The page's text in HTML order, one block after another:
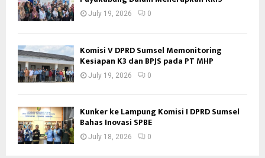
July 19, 2026 0
Komisi V DPRD Sumsel Memonitoring
Kesiapan K3 dan BPJS pada PT MHP
July 19, 2026 0
Kunker ke Lampung Komisi I DPRD Sumsel
Bahas Inovasi SPBE
July 18, 2026 0